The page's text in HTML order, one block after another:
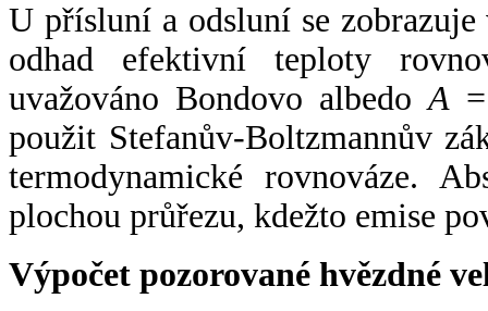
U přísluní a odsluní se
odhad efektivní teploty
uvažováno Bondovo albedoA
použit Stefanův-Boltzmannův
termodynamické rovnováze.
plochou průřezu, kdežto emise
Výpočet pozorované hvězdné